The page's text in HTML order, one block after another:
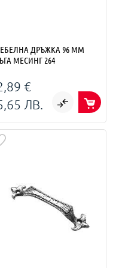
ДРЪЖКА 96 ММ
МЕСИНГ 264
€
ЛВ.